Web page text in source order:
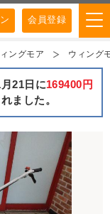
会員登録
ングモア ウィング
21日に169400円
ました。